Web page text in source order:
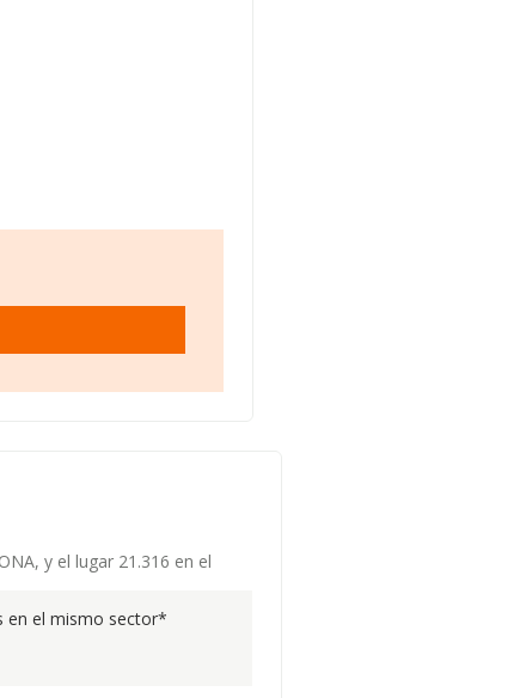
y el lugar 21.316 en el
en el mismo sector*